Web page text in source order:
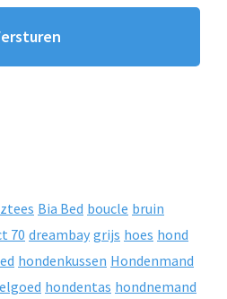
Bia Bed boucle bruin
70 dreambay grijs hoes hond
hondenkussen Hondenmand
hondentas hondnemand